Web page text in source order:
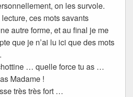
on les survole.
ces mots savants
autre forme, et au final je me
que je n’ai lu ici que des mots
… quelle force tu as …
Madame !
très très fort …